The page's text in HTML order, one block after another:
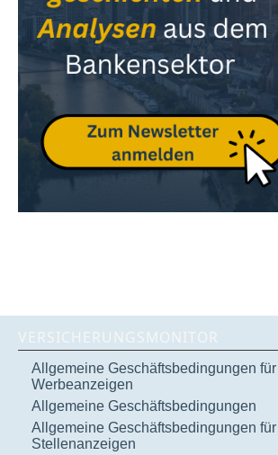
VERSICHERUNGSMONITOR
Allgemeine Geschäftsbedingungen für
Werbeanzeigen
Allgemeine Geschäftsbedingungen
Allgemeine Geschäftsbedingungen für
Stellenanzeigen